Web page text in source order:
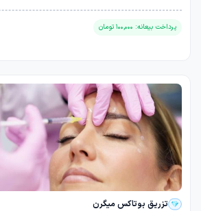
پرداخت بیعانه: 100,000 تومان
تزریق بوتاکس میگرن